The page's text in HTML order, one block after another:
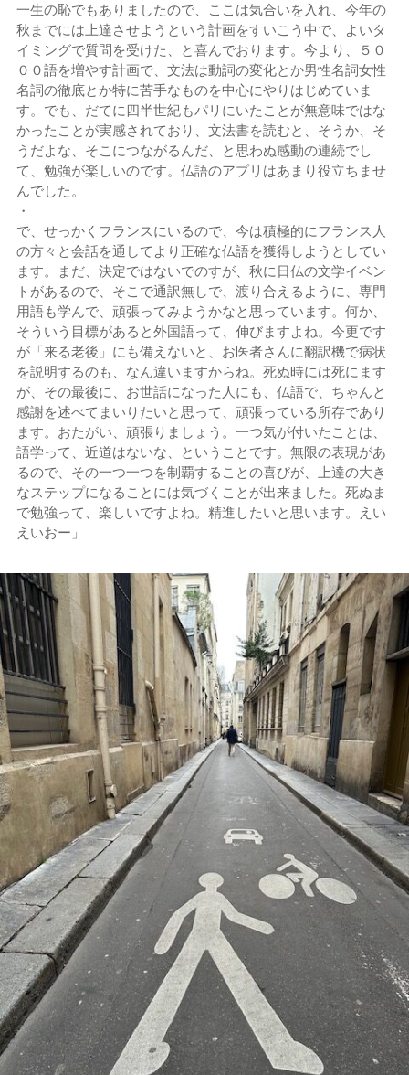
一生の恥でもありましたので、ここは気合いを入れ、今年の
秋までには上達させようという計画をすいこう中で、よいタ
イミングで質問を受けた、と喜んでおります。今より、５０
００語を増やす計画で、文法は動詞の変化とか男性名詞女性
名詞の徹底とか特に苦手なものを中心にやりはじめていま
す。でも、だてに四半世紀もパリにいたことが無意味ではな
かったことが実感されており、文法書を読むと、そうか、そ
うだよな、そこにつながるんだ、と思わぬ感動の連続でし
て、勉強が楽しいのです。仏語のアプリはあまり役立ちませ
んでした。
・
で、せっかくフランスにいるので、今は積極的にフランス人
の方々と会話を通してより正確な仏語を獲得しようとしてい
ます。まだ、決定ではないでのすが、秋に日仏の文学イベン
トがあるので、そこで通訳無しで、渡り合えるように、専門
用語も学んで、頑張ってみようかなと思っています。何か、
そういう目標があると外国語って、伸びますよね。今更です
が「来る老後」にも備えないと、お医者さんに翻訳機で病状
を説明するのも、なん違いますからね。死ぬ時には死にます
が、その最後に、お世話になった人にも、仏語で、ちゃんと
感謝を述べてまいりたいと思って、頑張っている所存であり
ます。おたがい、頑張りましょう。一つ気が付いたことは、
語学って、近道はないな、ということです。無限の表現があ
るので、その一つ一つを制覇することの喜びが、上達の大き
なステップになることには気づくことが出来ました。死ぬま
で勉強って、楽しいですよね。精進したいと思います。えい
えいおー」